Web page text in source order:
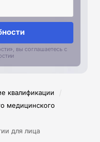
вы соглашаетесь с
квалификации /
медицинского
для лица